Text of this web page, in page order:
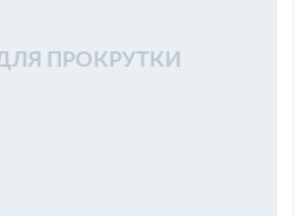
ПРОКРУТКИ